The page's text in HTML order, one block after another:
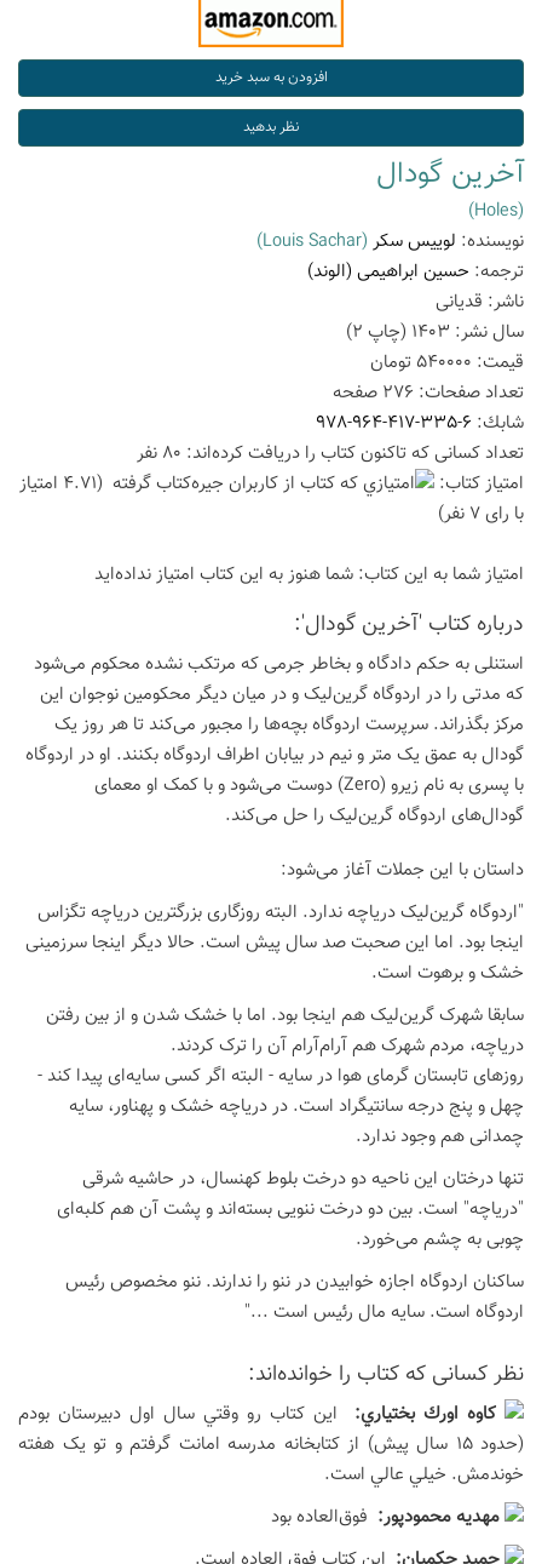
آخرین گودال
(Holes)
نویسنده: لوییس سکر (Louis Sachar)
ترجمه: حسین ابراهیمی (الوند)
ناشر: قدیانی
سال نشر: 1403 (چاپ 2
)
قیمت: 540000 تومان
تعداد صفحات: 276 صفحه
شابك: 978-964-417-335-6
تعداد كسانی كه تاكنون كتاب را دریافت كرده‌اند: 80 نفر
امتیاز كتاب:
(4.71 امتیاز
با رای 7 نفر)
امتیاز شما به این كتاب: شما هنوز به این كتاب امتیاز نداده‌اید
درباره كتاب 'آخرین گودال':
استنلی به حکم دادگاه و بخاطر جرمی که مرتکب نشده محکوم می‌شود
که مدتی را در اردوگاه گرین‌لیک و در میان دیگر محکومین نوجوان این
مرکز بگذراند. سرپرست اردوگاه بچه‌ها را مجبور می‌کند تا هر روز یک
گودال به عمق یک متر و نیم در بیابان اطراف اردوگاه بکنند. او در اردوگاه
با پسری به نام زیرو (Zero) دوست می‌شود و با کمک او معمای
گودال‌های اردوگاه گرین‌لیک را حل می‌کند.
داستان با این جملات آغاز می‌شود:
"اردوگاه گرین‌لیک دریاچه ندارد. البته روزگاری بزرگترین دریاچه تگزاس
اینجا بود. اما این صحبت صد سال پیش است. حالا دیگر اینجا سرزمینی
خشک و برهوت است.
سابقا شهرک گرین‌لیک هم اینجا بود. اما با خشک شدن و از بین رفتن
دریاچه، مردم شهرک هم آرام‌آرام آن را ترک کردند.
روزهای تابستان گرمای هوا در سایه - البته اگر کسی سایه‌ای پیدا کند -
چهل و پنج درجه سانتیگراد است. در دریاچه خشک و پهناور، سایه
چمدانی هم وجود ندارد.
تنها درختان این ناحیه دو درخت بلوط کهنسال، در حاشیه شرقی
"دریاچه" است. بین دو درخت ننویی بسته‌اند و پشت آن هم کلبه‌ای
چوبی به چشم می‌خورد.
ساکنان اردوگاه اجازه خوابیدن در ننو را ندارند. ننو مخصوص رئیس
اردوگاه است. سایه مال رئیس است ..."
نظر كسانی كه كتاب را خوانده‌اند:
كاوه اورك بختياري: اين کتاب رو وقتي سال اول دبيرستان بودم
(حدود 15 سال پيش) از کتابخانه مدرسه امانت گرفتم و تو يک هفته
خوندمش. خيلي عالي است.
مهدیه محمودپور: فوق‌العاده بود